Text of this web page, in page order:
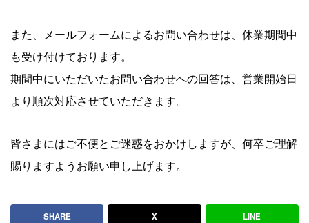
また、メールフォームによるお問い合わせは、休業期間中
も受け付けております。
期間中にいただいたお問い合わせへの回答は、営業開始日
より順次対応させていただきます。
皆さまにはご不便とご迷惑をおかけしますが、何卒ご理解
賜りますようお願い申し上げます。
SHARE X LINE
BMW3シリーズの車買取事例9
2026.07.29
【 (株) ジェイカーズ ハッピーカーズ町田店 買取事例 】 ダイ
ハツハイゼットカーゴの車買取事例7
voice